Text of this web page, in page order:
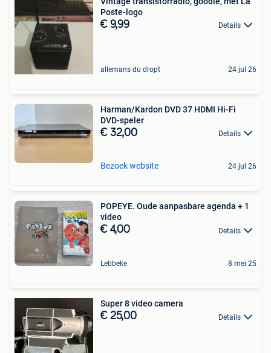
Poste-logo
€ 9,99 Details
allemans du dropt 24 jul 26
Harman/Kardon DVD 37 HDMI Hi-Fi
DVD-speler
€ 32,00 Details
Bezoek website 24 jul 26
POPEYE. Oude aanpasbare agenda + 1
video
€ 4,00 Details
Lebbeke 8 mei 25
Super 8 video camera
€ 25,00 Details